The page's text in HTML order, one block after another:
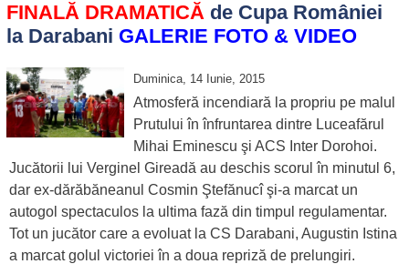
FINALĂ DRAMATICĂde Cupa României
la Darabani GALERIE FOTO & VIDEO
Duminica, 14 Iunie, 2015
Atmosferă incendiară la propriu pe malul
Prutului în înfruntarea dintre Luceafărul
Mihai Eminescu şi ACS Inter Dorohoi.
Jucătorii lui Verginel Gireadă au deschis scorul în minutul 6,
dar ex-dărăbăneanul Cosmin Ştefănucî şi-a marcat un
autogol spectaculos la ultima fază din timpul regulamentar.
Tot un jucător care a evoluat la CS Darabani, Augustin Istina
a marcat golul victoriei în a doua repriză de prelungiri.